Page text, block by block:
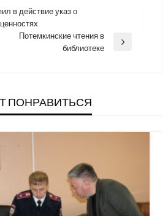
в действие указ о
Потемкинские чтения в
библиотеке
ПОНРАВИТЬСЯ